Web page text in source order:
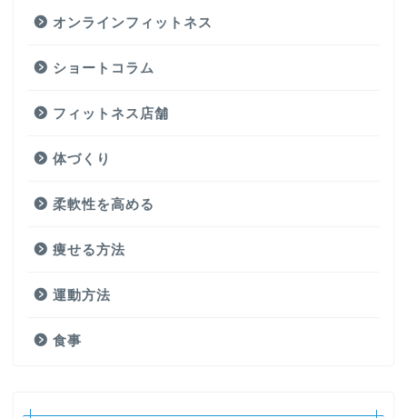
オンラインフィットネス
ショートコラム
フィットネス店舗
体づくり
柔軟性を高める
痩せる方法
運動方法
食事